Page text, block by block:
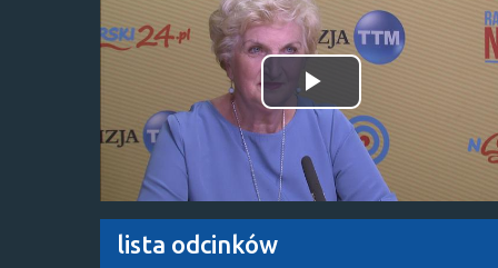
Odtwórz
wideo
lista odcinków